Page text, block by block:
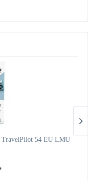
TravelPilot 54 EU LMU